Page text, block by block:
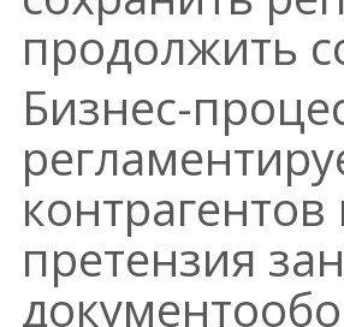
продолжить
Бизнес-
претензия